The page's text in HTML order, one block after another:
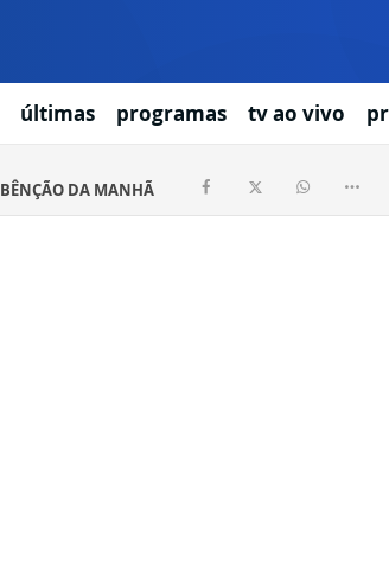
últimas programas tv ao vivo
BÊNÇÃO DA MANHÃ